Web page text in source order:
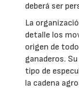
deberá ser
La
detalle los
origen de
ganaderos.
tipo de
la cadena